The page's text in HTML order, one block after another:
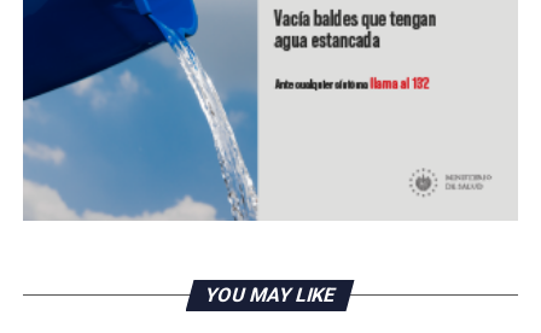
infraestructura aeroportuaria del país
Cero homicidios en 57 % del área metropolitana de San
Salvador al inicio del año
YOU MAY LIKE